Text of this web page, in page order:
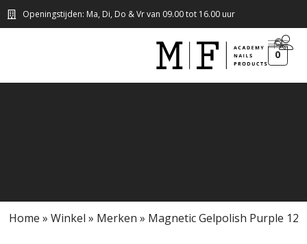
Openingstijden: Ma, Di, Do & Vr van 09.00 tot 16.00 uur
0
Home » Winkel » Merken » Magnetic Gelpolish Purple 12